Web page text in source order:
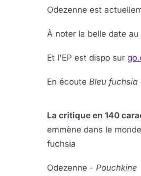
Odezenne est
À noter la belle date au
Et l'EP est dispo sur
En écoute Bleu fuchsia
La critique en 140
emmène dans le
fuchsia
Odezenne - Pouchkine